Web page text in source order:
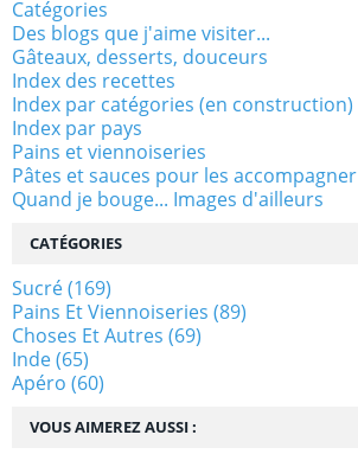
VOUS AIMEREZ AUSSI :
Catégories
Des blogs que j'aime visiter...
Gâteaux, desserts, douceurs
Index des recettes
Index par catégories (en construction)
Index par pays
Pains et viennoiseries
Pâtes et sauces pour les accompagner
Quand je bouge... Images d'ailleurs
CATÉGORIES
Sucré(169)
Pains Et Viennoiseries (89)
Choses Et Autres (69)
Inde(65)
Apéro (60)